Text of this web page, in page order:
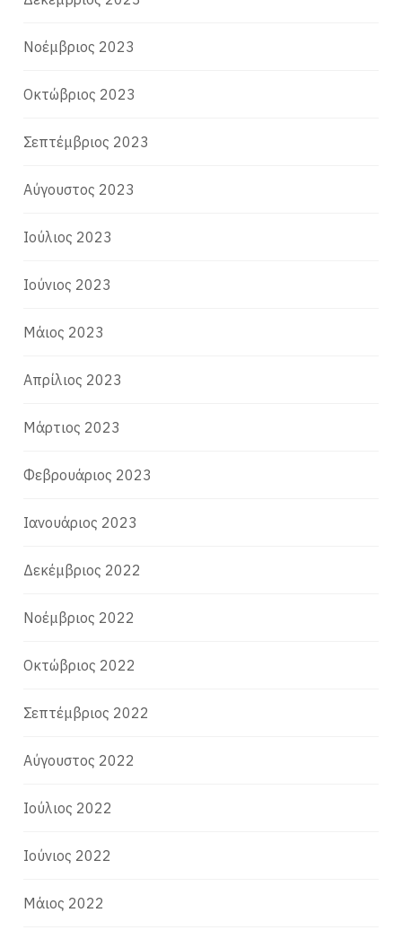
Νοέμβριος 2023
Οκτώβριος 2023
Σεπτέμβριος 2023
Αύγουστος 2023
Ιούλιος 2023
Ιούνιος 2023
Μάιος 2023
Απρίλιος 2023
Μάρτιος 2023
Φεβρουάριος 2023
Ιανουάριος 2023
Δεκέμβριος 2022
Νοέμβριος 2022
Οκτώβριος 2022
Σεπτέμβριος 2022
Αύγουστος 2022
Ιούλιος 2022
Ιούνιος 2022
Μάιος 2022